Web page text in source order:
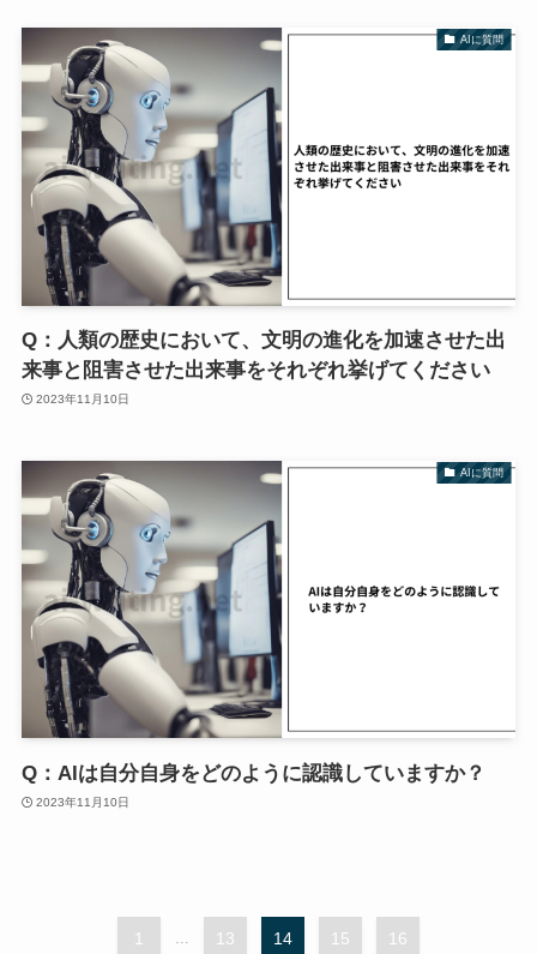
AIに質問
Q：人類の歴史において、文明の進化を加速させた出
来事と阻害させた出来事をそれぞれ挙げてください
2023年11月10日
AIに質問
Q：AIは自分自身をどのように認識していますか？
2023年11月10日
1 ... 13 14 15 16